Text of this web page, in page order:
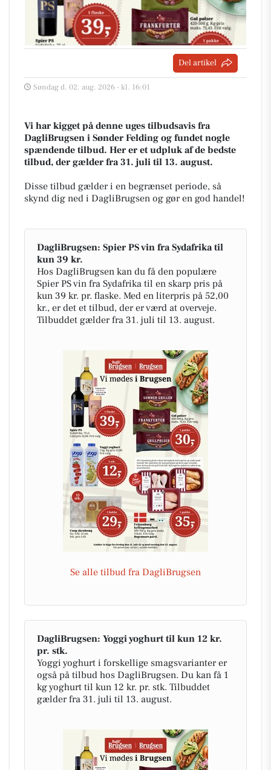
Del artikel
Søndag d. 02. aug. 2026 - kl. 16:01
Vi har kigget på denne uges tilbudsavis fra
DagliBrugsen i Sønder Felding og fundet nogle
spændende tilbud. Her er et udpluk af de bedste
tilbud, der gælder fra 31. juli til 13. august.
Disse tilbud gælder i en begrænset periode, så
skynd dig ned i DagliBrugsen og gør en god handel!
DagliBrugsen: Spier PS vin fra Sydafrika til
kun 39 kr.
Hos DagliBrugsen kan du få den populære
Spier PS vin fra Sydafrika til en skarp pris på
kun 39 kr. pr. flaske. Med en literpris på 52,00
kr., er det et tilbud, der er værd at overveje.
Tilbuddet gælder fra 31. juli til 13. august.
Se alle tilbud fra DagliBrugsen
DagliBrugsen: Yoggi yoghurt til kun 12 kr.
pr. stk.
Yoggi yoghurt i forskellige smagsvarianter er
også på tilbud hos DagliBrugsen. Du kan få 1
kg yoghurt til kun 12 kr. pr. stk. Tilbuddet
gælder fra 31. juli til 13. august.